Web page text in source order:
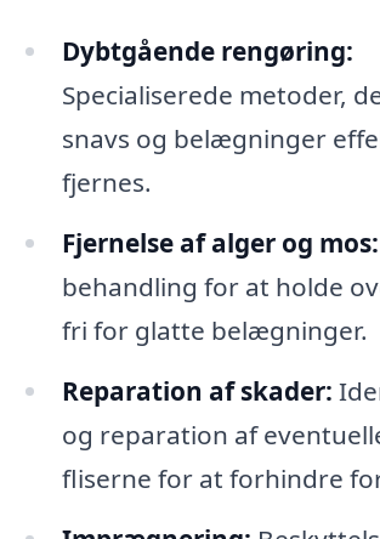
Dybtgående rengøring:
Specialiserede metoder,
snavs og belægninger
fjernes.
Fjernelse af alger og mos:
behandling for at holde
fri for glatte belægninger.
Reparation af skader:
og reparation af
fliserne for at forhindre